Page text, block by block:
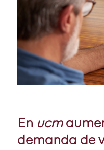
En ucm
demanda de